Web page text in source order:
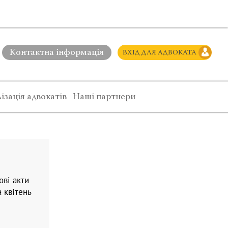
Контактна інформація ВХІД ДЛЯ АДВОКАТА
адвокатів Наші партнери
акти